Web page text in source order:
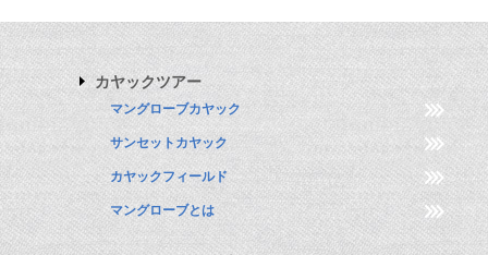
カヤックツアー
マングローブカヤック
サンセットカヤック
カヤックフィールド
マングローブとは